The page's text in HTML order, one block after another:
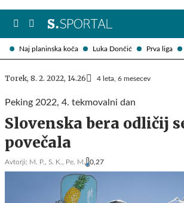
Naj planinska koča Luka Dončić Prva liga
Torek, 8. 2. 2022, 14.26 4 leta, 6 mesecev
Peking 2022, 4. tekmovalni dan
Slovenska bera odličij
povečala
Avtorji: M. P., S. K., Pe. M. 0,27